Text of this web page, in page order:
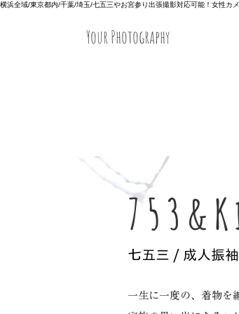
横浜全域/東京都内/千葉/埼玉/七五三やお宮参り出張撮影対応可能！女性カ
Your Photography
七五三 / 成人振
一生に一度の、着物を